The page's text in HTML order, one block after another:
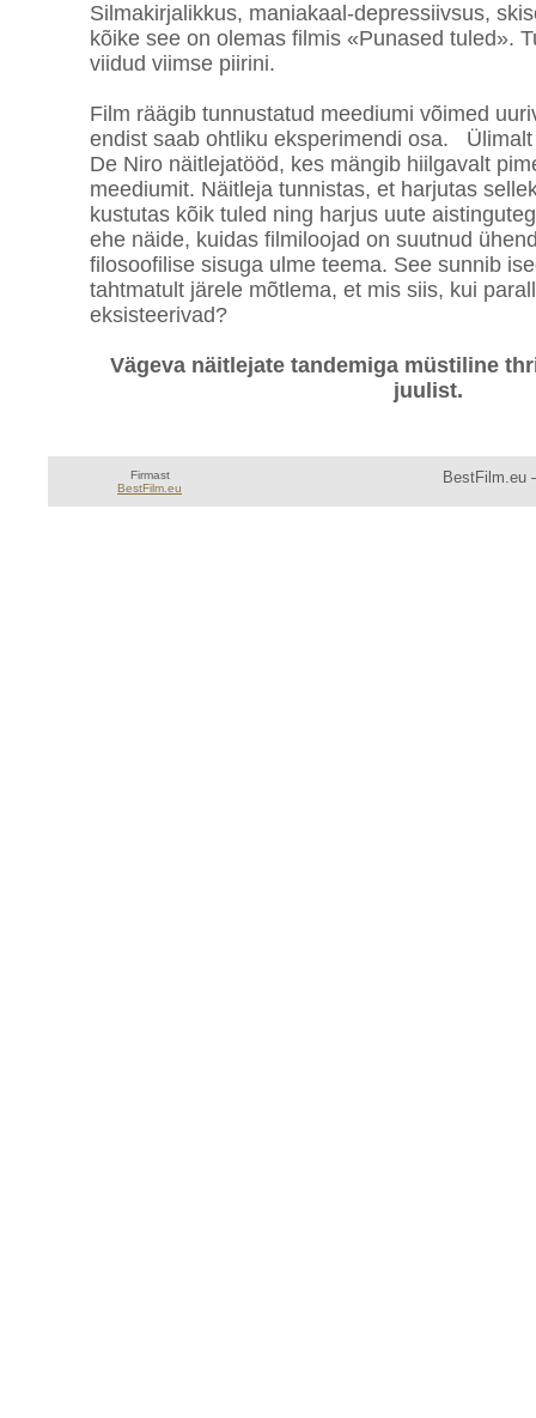
Silmakirjalikkus, maniakaal-depressiivsus,
kõike see on olemas filmis «Punased tuled».
viidud viimse piirini.
Film räägib tunnustatud meediumi võimed
endist saab ohtliku eksperimendi osa.
De Niro näitlejatööd, kes mängib hiilgavalt
meediumit. Näitleja tunnistas, et harjutas
kustutas kõik tuled ning harjus uute
ehe näide, kuidas filmiloojad on suutnud
filosoofilise sisuga ulme teema. See sunnib
tahtmatult järele mõtlema, et mis siis, kui
eksisteerivad?
Vägeva näitlejate tandemiga müstiline
juulist.
Firmast
BestFilm.eu
BestFilm.eu